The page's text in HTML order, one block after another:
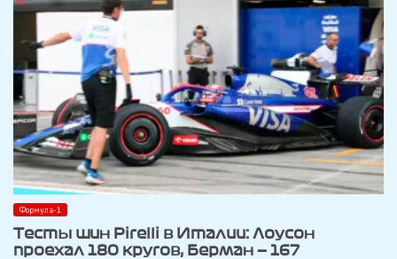
Формула-1
Тесты шин Pirelli в Италии: Лоусон
проехал 180 кругов, Берман — 167